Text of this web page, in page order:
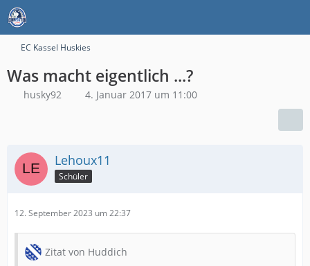
EC Kassel Huskies
Was macht eigentlich ...?
husky92 4. Januar 2017 um 11:00
Lehoux11
Schüler
12. September 2023 um 22:37
Zitat von Huddich